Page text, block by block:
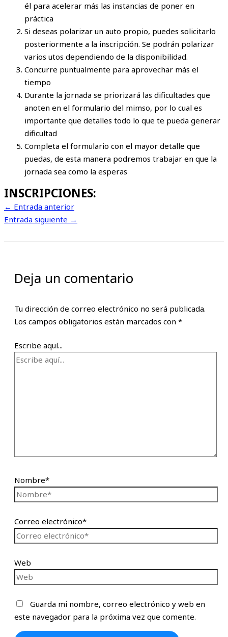
él para acelerar más las instancias de poner en
práctica
Si deseas polarizar un auto propio, puedes solicitarlo
posteriormente a la inscripción. Se podrán polarizar
varios utos dependiendo de la disponibilidad.
Concurre puntualmente para aprovechar más el
tiempo
Durante la jornada se priorizará las dificultades que
anoten en el formulario del mimso, por lo cual es
importante que detalles todo lo que te pueda generar
dificultad
Completa el formulario con el mayor detalle que
puedas, de esta manera podremos trabajar en que la
jornada sea como la esperas
INSCRIPCIONES:
← Entrada anterior
Entrada siguiente →
Deja un comentario
Tu dirección de correo electrónico no será publicada.
Los campos obligatorios están marcados con *
Escribe aquí...
Nombre*
Correo electrónico*
Web
Guarda mi nombre, correo electrónico y web en
este navegador para la próxima vez que comente.